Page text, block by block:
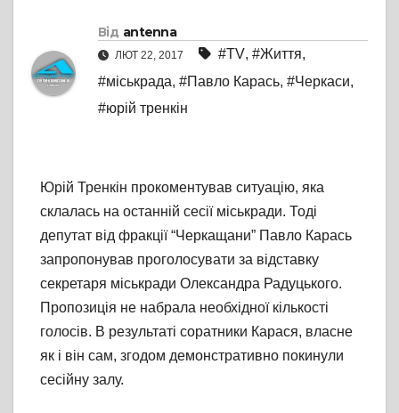
Від antenna
ЛЮТ 22, 2017 #TV, #Життя,
#міськрада, #Павло Карась, #Черкаси,
#юрій тренкін
Юрій Тренкін прокоментував ситуацію, яка
склалась на останній сесії міськради. Тоді
депутат від фракції “Черкащани” Павло Карась
запропонував проголосувати за відставку
секретаря міськради Олександра Радуцького.
Пропозиція не набрала необхідної кількості
голосів. В результаті соратники Карася, власне
як і він сам, згодом демонстративно покинули
сесійну залу.